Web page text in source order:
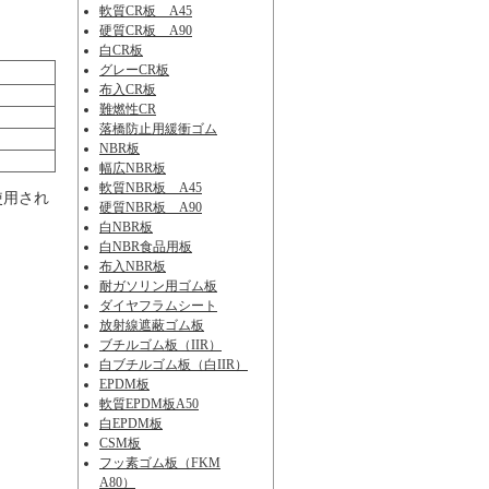
され
軟質CR板 A45
硬質CR板 A90
白CR板
グレーCR板
布入CR板
難燃性CR
落橋防止用緩衝ゴム
NBR板
幅広NBR板
軟質NBR板 A45
硬質NBR板 A90
白NBR板
白NBR食品用板
布入NBR板
耐ガソリン用ゴム板
ダイヤフラムシート
放射線遮蔽ゴム板
ブチルゴム板（IIR）
白ブチルゴム板（白IIR）
EPDM板
軟質EPDM板A50
白EPDM板
CSM板
フッ素ゴム板（FKM
A80）